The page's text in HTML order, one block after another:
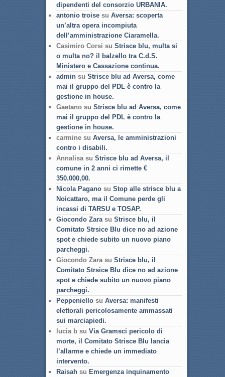
dipendenti del consorzio URBANIA.
antonio troisesu Aversa: scoperta
un’altra opera incompiuta
dell’amministrazione Ciaramella.
Casimiro Corsi su Strisce blu, multa si
o multa no? il balzello tra C.d.S.
Ministero e Cassazione continua.
adminsu Strisce blu ad Aversa, come
mai il gruppo del PDL è contro la
gestione in house.
Gaetano su Strisce blu ad Aversa, come
mai il gruppo del PDL è contro la
gestione in house.
carmine su Aversa, le amministrazioni
contro i disabili.
Annalisa su Strisce blu ad Aversa, il
comune in 2 anni ci rimette €
350.000,00.
Nicola Paganosu Stop alle strisce blu a
Noicattaro, ma il Comune perde gli
incassi di TARSU e TOSAP.
Giocondo Zarasu Strisce blu, il
Comitato Strsice Blu dice no ad azione
spot e chiede subito un nuovo piano
parcheggi.
Giocondo Zara su Strisce blu, il
Comitato Strsice Blu dice no ad azione
spot e chiede subito un nuovo piano
parcheggi.
Peppeniellosu Aversa: manifesti
elettorali pericolosamente ammassati
sui marciapiedi.
lucia b su Via Gramsci pericolo di
morte, il Comitato Strisce Blu lancia
l’allarme e chiede un immediato
intervento.
Raisahsu Emergenza inquinamento